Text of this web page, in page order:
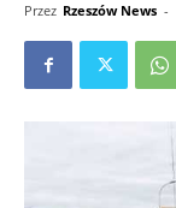
Przez Rzeszów News -